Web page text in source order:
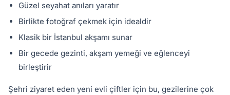
Güzel seyahat anıları yaratır
Birlikte fotoğraf çekmek için idealdir
Klasik bir İstanbul akşamı sunar
Bir gecede gezinti, akşam yemeği ve eğlenceyi
birleştirir
Şehri ziyaret eden yeni evli çiftler için bu, gezilerine çok